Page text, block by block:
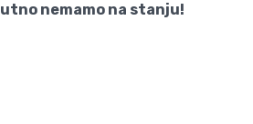
nemamo na stanju!